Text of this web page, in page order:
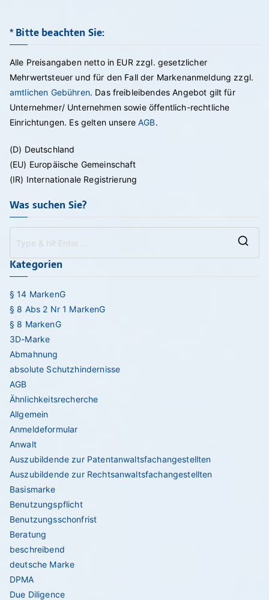
* Bitte beachten Sie:
Alle Preisangaben netto in EUR zzgl. gesetzlicher
Mehrwertsteuer und für den Fall der Markenanmeldung zzgl.
amtlichen Gebühren. Das freibleibendes Angebot gilt für
Unternehmer/ Unternehmen sowie öffentlich-rechtliche
Einrichtungen. Es gelten unsereAGB.
(D) Deutschland
(EU) Europäische Gemeinschaft
(IR) Internationale Registrierung
Was suchen Sie?
Kategorien
§ 14 MarkenG
§ 8 Abs 2 Nr 1 MarkenG
§ 8 MarkenG
3D-Marke
Abmahnung
absolute Schutzhindernisse
AGB
Ähnlichkeitsrecherche
Allgemein
Anmeldeformular
Anwalt
Auszubildende zur Patentanwaltsfachangestellten
Auszubildende zur Rechtsanwaltsfachangestellten
Basismarke
Benutzungspflicht
Benutzungsschonfrist
Beratung
beschreibend
deutsche Marke
DPMA
Due Diligence